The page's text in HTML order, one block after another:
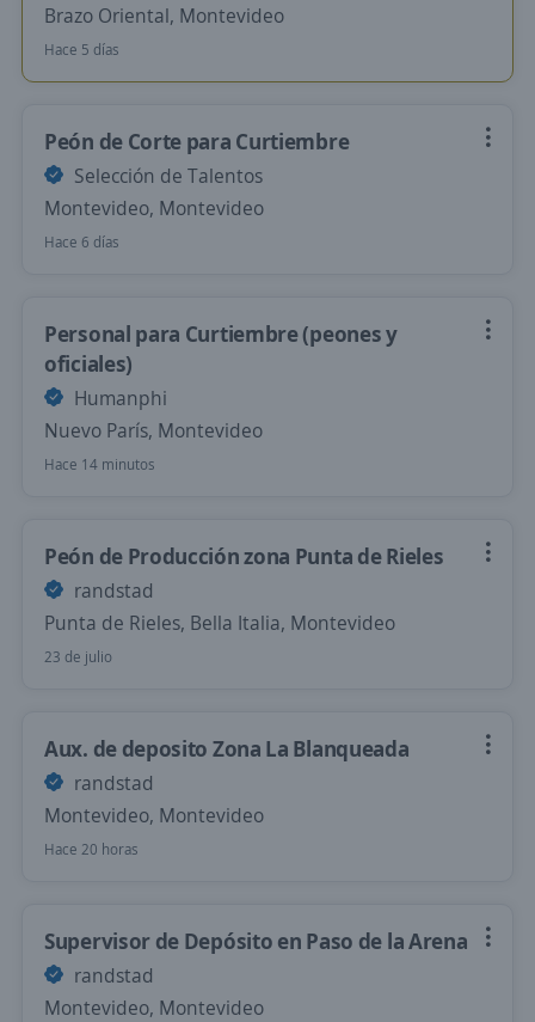
Brazo Oriental, Montevideo
Hace 5 días
Peón de Corte para Curtiembre
Selección de Talentos
Montevideo, Montevideo
Hace 6 días
Personal para Curtiembre (peones y
oficiales)
Humanphi
Nuevo París, Montevideo
Hace 14 minutos
Peón de Producción zona Punta de Rieles
randstad
Punta de Rieles, Bella Italia, Montevideo
23 de julio
Aux. de deposito Zona La Blanqueada
randstad
Montevideo, Montevideo
Hace 20 horas
Supervisor de Depósito en Paso de la Arena
randstad
Montevideo, Montevideo